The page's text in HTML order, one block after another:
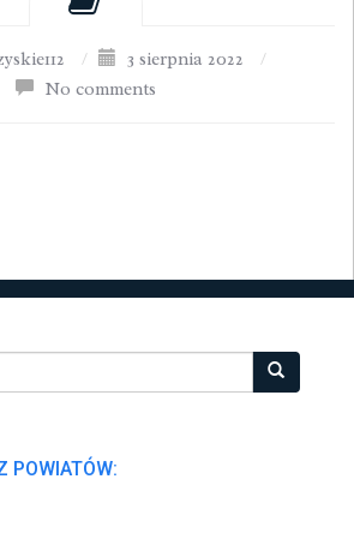
/ 3 sierpnia 2022
/
No comments
POWIATÓW: